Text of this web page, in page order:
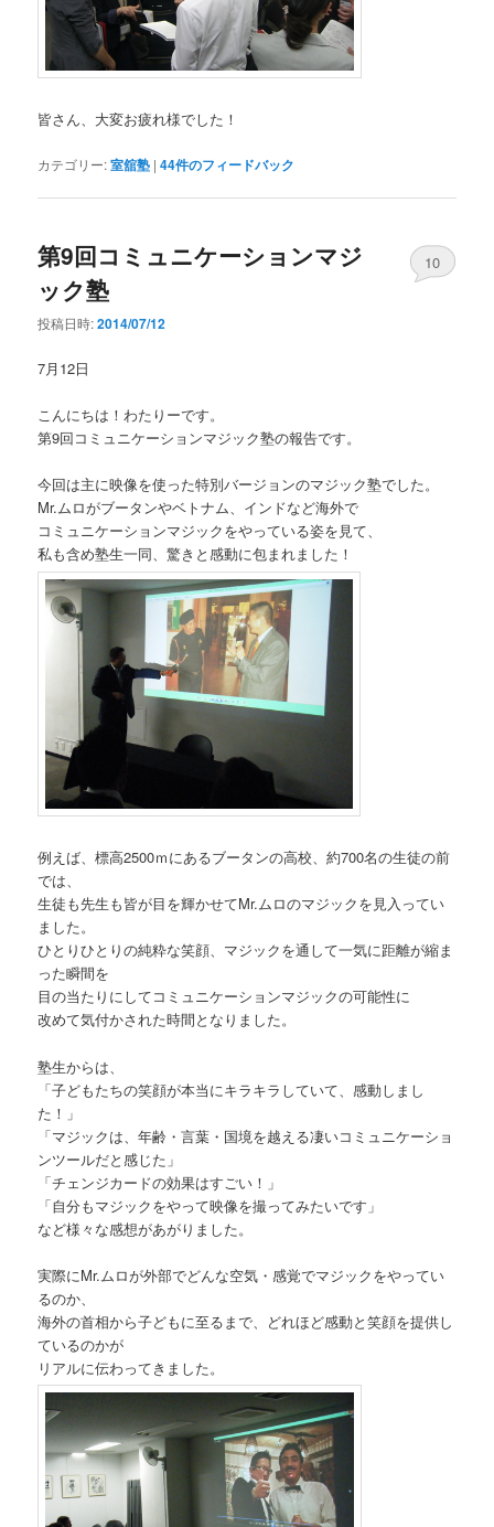
皆さん、大変お疲れ様でした！
カテゴリー:室舘塾 |44件のフィードバック
第9回コミュニケーションマジ
ック塾
投稿日時:2014/07/12
10
7月12日
こんにちは！わたりーです。
第9回コミュニケーションマジック塾の報告です。
今回は主に映像を使った特別バージョンのマジック塾でした。
Mr.ムロがブータンやベトナム、インドなど海外で
コミュニケーションマジックをやっている姿を見て、
私も含め塾生一同、驚きと感動に包まれました！
例えば、標高2500ｍにあるブータンの高校、約700名の生徒の前
では、
生徒も先生も皆が目を輝かせてMr.ムロのマジックを見入ってい
ました。
ひとりひとりの純粋な笑顔、マジックを通して一気に距離が縮ま
った瞬間を
目の当たりにしてコミュニケーションマジックの可能性に
改めて気付かされた時間となりました。
塾生からは、
「子どもたちの笑顔が本当にキラキラしていて、感動しまし
た！」
「マジックは、年齢・言葉・国境を越える凄いコミュニケーショ
ンツールだと感じた」
「チェンジカードの効果はすごい！」
「自分もマジックをやって映像を撮ってみたいです」
など様々な感想があがりました。
実際にMr.ムロが外部でどんな空気・感覚でマジックをやってい
るのか、
海外の首相から子どもに至るまで、どれほど感動と笑顔を提供し
ているのかが
リアルに伝わってきました。